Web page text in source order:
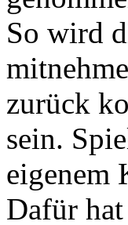
So wird
zurück
sein.
eigenem
Dafür